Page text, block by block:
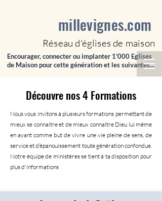
millevignes.com
Réseau d'églises de maison
Encourager, connecter ou implanter 1'000 Eglises
de Maison pour cette génération et les suivantes...
Découvre nos 4 Formations
Nous vous invitons à plusieurs formations permettant de
mieux se connaitre et de mieux connaître Dieu lui même
en ayant comme but de vivre une vie pleine de sens, de
service et d’épanouissement toute génération confondue.
Notre équipe de ministères se tient à ta disposition pour
plus d'informations